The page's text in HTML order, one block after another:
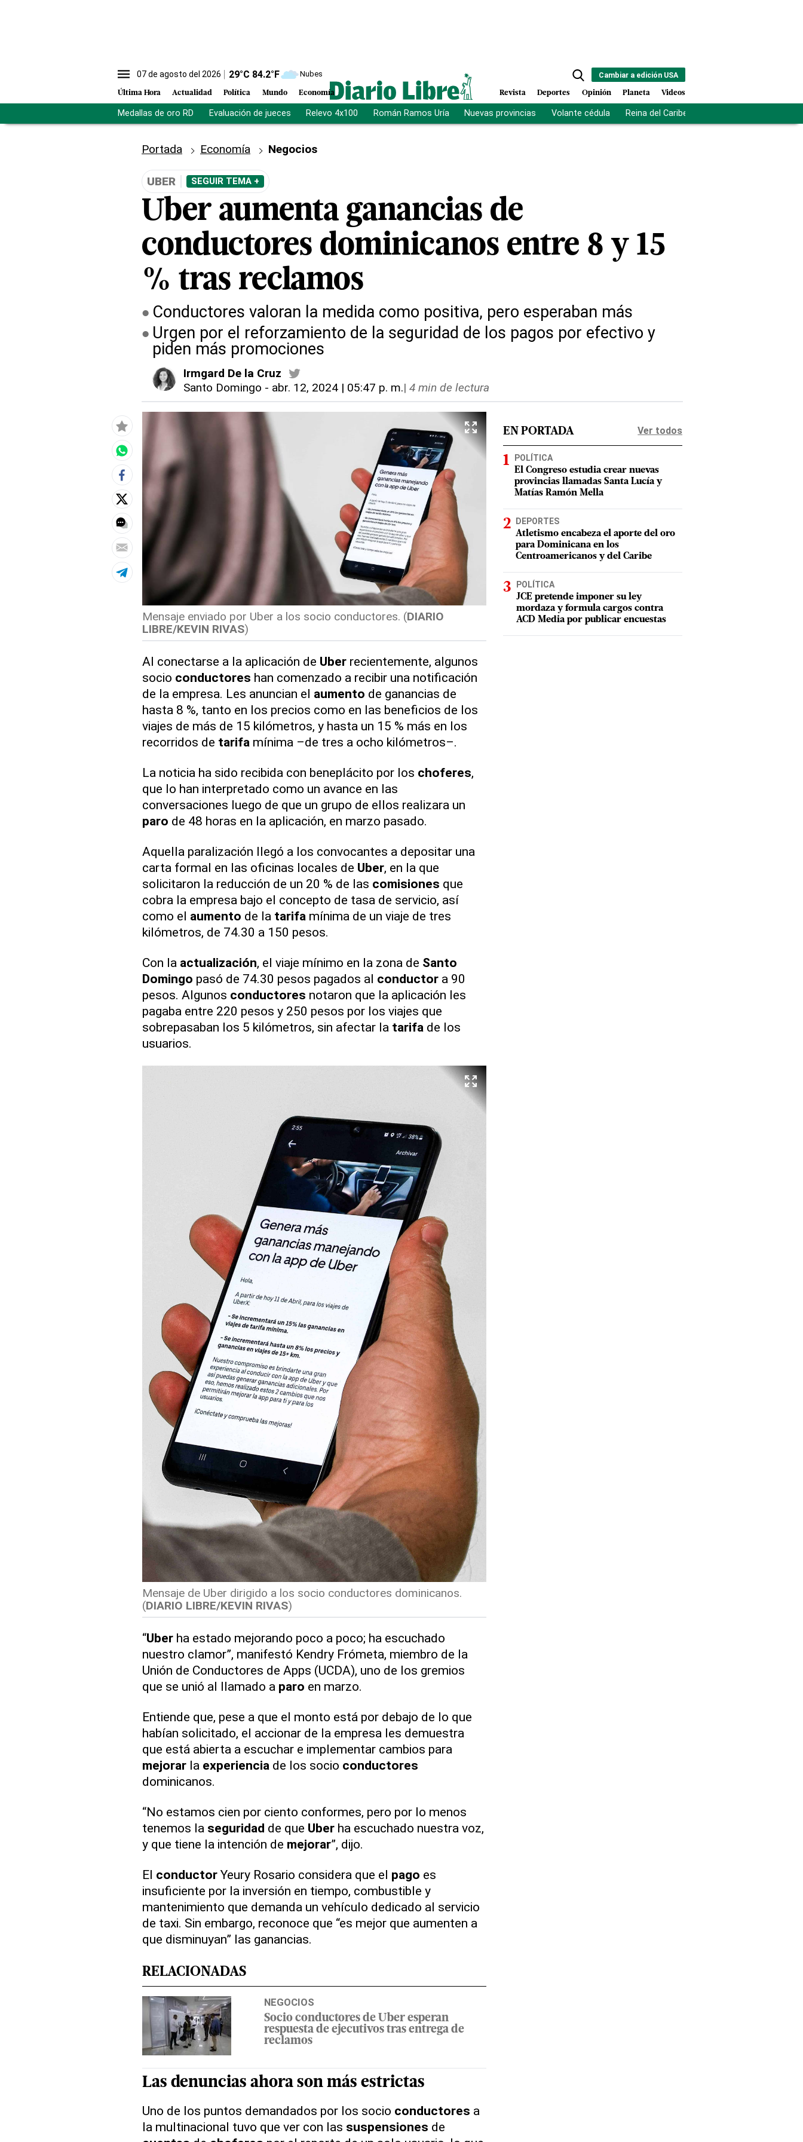
07 de agosto del 2026 29°C 84.2°F Nubes
Última Hora Actualidad Política Mundo Economía
Cambiar a edición USA
Revista Deportes Opinión Planeta Videos
Medallas de oro RD Evaluación de jueces Relevo 4x100 Román Ramos Uría Nuevas provincias Volante cédula Reina del Caribe
Portada Economía Negocios
UBER SEGUIR TEMA +
Uber aumenta ganancias de
conductores dominicanos entre 8 y 15
% tras reclamos
Conductores valoran la medida como positiva, pero esperaban más
Urgen por el reforzamiento de la seguridad de los pagos por efectivo y
piden más promociones
Irmgard De la Cruz
Santo Domingo - abr. 12, 2024 | 05:47 p. m.| 4 min de lectura
Mensaje enviado por Uber a los socio conductores. (DIARIO
LIBRE/KEVIN RIVAS)
Al conectarse a la aplicación de Uberrecientemente, algunos
socio conductores han comenzado a recibir una notificación
de la empresa. Les anuncian el aumento de ganancias de
hasta 8 %, tanto en los precios como en las beneficios de los
viajes de más de 15 kilómetros, y hasta un 15 % más en los
recorridos de tarifa mínima –de tres a ocho kilómetros–.
La noticia ha sido recibida con beneplácito por los choferes,
que lo han interpretado como un avance en las
conversaciones luego de que un grupo de ellos realizara un
paro de 48 horas en la aplicación, en marzo pasado.
Aquella paralización llegó a los convocantes a depositar una
carta formal en las oficinas locales de Uber, en la que
solicitaron la reducción de un 20 % de las comisiones que
cobra la empresa bajo el concepto de tasa de servicio, así
como el aumento de la tarifa mínima de un viaje de tres
kilómetros, de 74.30 a 150 pesos.
Con la actualización, el viaje mínimo en la zona de Santo
Domingo pasó de 74.30 pesos pagados al conductora 90
pesos. Algunos conductores notaron que la aplicación les
pagaba entre 220 pesos y 250 pesos por los viajes que
sobrepasaban los 5 kilómetros, sin afectar la tarifa de los
usuarios.
Mensaje de Uber dirigido a los socio conductores dominicanos.
(DIARIO LIBRE/KEVIN RIVAS)
“Uberha estado mejorando poco a poco; ha escuchado
nuestro clamor”, manifestó Kendry Frómeta, miembro de la
Unión de Conductores de Apps (UCDA), uno de los gremios
que se unió al llamado a paro en marzo.
Entiende que, pese a que el monto está por debajo de lo que
habían solicitado, el accionar de la empresa les demuestra
que está abierta a escuchar e implementar cambios para
mejorarla experienciade los socio conductores
dominicanos.
“No estamos cien por ciento conformes, pero por lo menos
tenemos la seguridad de que Uberha escuchado nuestra voz,
y que tiene la intención de mejorar”, dijo.
El conductorYeury Rosario considera que el pago es
insuficiente por la inversión en tiempo, combustible y
mantenimiento que demanda un vehículo dedicado al servicio
de taxi. Sin embargo, reconoce que “es mejor que aumenten a
que disminuyan” las ganancias.
RELACIONADAS
NEGOCIOS
Socio conductores de Uber esperan
respuesta de ejecutivos tras entrega de
reclamos
Las denuncias ahora son más estrictas
Uno de los puntos demandados por los socio conductores a
la multinacional tuvo que ver con las suspensiones de
EN PORTADA Ver todos
POLÍTICA
El Congreso estudia crear nuevas
provincias llamadas Santa Lucía y
Matías Ramón Mella
DEPORTES
Atletismo encabeza el aporte del oro
para Dominicana en los
Centroamericanos y del Caribe
POLÍTICA
JCE pretende imponer su ley
mordaza y formula cargos contra
ACD Media por publicar encuestas